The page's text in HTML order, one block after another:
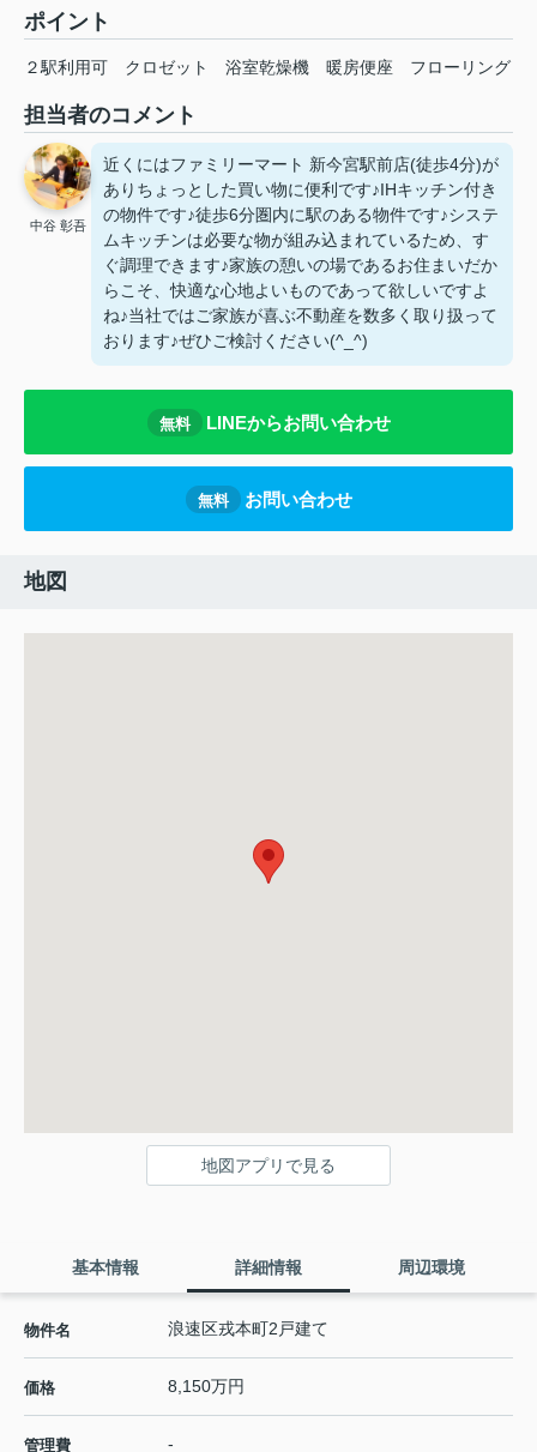
ポイント
２駅利用可 クロゼット 浴室乾燥機 暖房便座 フローリング
担当者のコメント
中谷 彰吾
近くにはファミリーマート 新今宮駅前店(徒歩4分)が
ありちょっとした買い物に便利です♪IHキッチン付き
の物件です♪徒歩6分圏内に駅のある物件です♪システ
ムキッチンは必要な物が組み込まれているため、す
ぐ調理できます♪家族の憩いの場であるお住まいだか
らこそ、快適な心地よいものであって欲しいですよ
ね♪当社ではご家族が喜ぶ不動産を数多く取り扱って
おります♪ぜひご検討ください(^_^)
無料 LINEからお問い合わせ
無料 お問い合わせ
地図
地図アプリで見る
基本情報 詳細情報 周辺環境
物件名 浪速区戎本町2戸建て
価格 8,150万円
管理費 -